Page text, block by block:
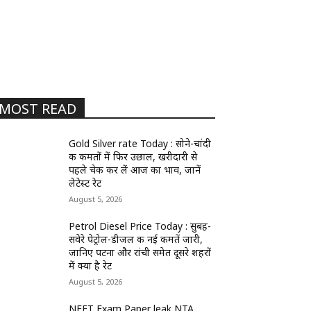
READ
Gold Silver rate Today : सोने-चांदी
की कीमतों में फिर उछाल, खरीदारी से
पहले चेक कर लें आज का भाव, जानें
लेटेस्ट रेट
August 5, 2026
Petrol Diesel Price Today : सुबह-
सवेरे पेट्रोल-डीजल की नई कीमतें जारी,
जानिए पटना और रांची समेत दूसरे शहरों
में क्या है रेट
August 5, 2026